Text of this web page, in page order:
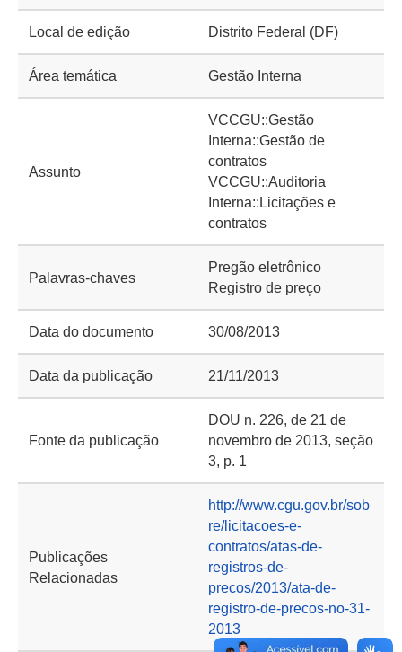
Local de edição Distrito Federal (DF)
Área temática Gestão Interna
Assunto
VCCGU::Gestão
Interna::Gestão de
contratos
VCCGU::Auditoria
Interna::Licitações e
contratos
Palavras-chaves
Pregão eletrônico
Registro de preço
Data do documento 30/08/2013
Data da publicação 21/11/2013
Fonte da publicação
DOU n. 226, de 21 de
novembro de 2013, seção
3, p. 1
Publicações
Relacionadas
http://www.cgu.gov.br/sob
re/licitacoes-e-
contratos/atas-de-
registros-de-
precos/2013/ata-de-
registro-de-precos-no-31-
2013